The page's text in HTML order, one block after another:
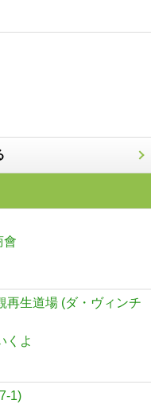
會
再生道場 (ダ・ヴィンチ
くよ
1)